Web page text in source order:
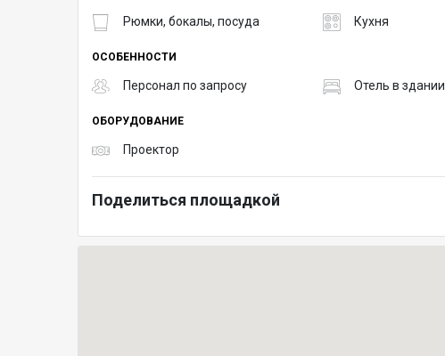
Рюмки, бокалы, посуда Кухня
ОСОБЕННОСТИ
Персонал по запросу Отель в здании
ОБОРУДОВАНИЕ
Проектор
Поделиться площадкой